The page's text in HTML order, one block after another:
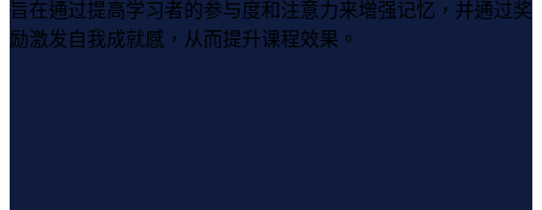
旨在通过提高学习者的参与度和注意力来增强记忆，并通过奖
励激发自我成就感，从而提升课程效果。